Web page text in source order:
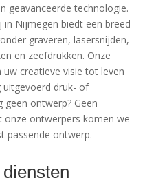
geavanceerde technologie.
in Nijmegen biedt een breed
graveren, lasersnijden,
en zeefdrukken. Onze
uw creatieve visie tot leven
uitgevoerd druk- of
geen ontwerp? Geen
onze ontwerpers komen we
passende ontwerp.